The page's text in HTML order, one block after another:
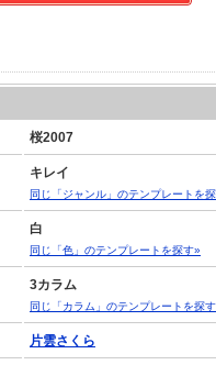
桜2007
キレイ
同じ「ジャンル」のテンプレートを
白
同じ「色」のテンプレートを探す»
3カラム
同じ「カラム」のテンプレートを探
片雲さくら